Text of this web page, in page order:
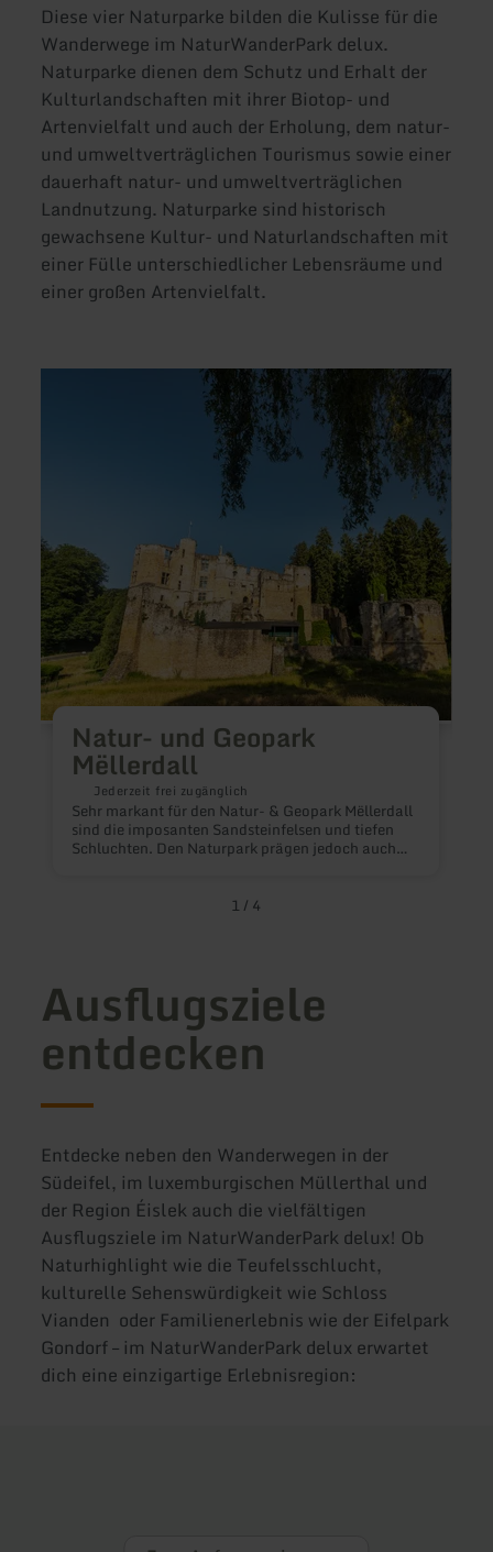
Diese vier Naturparke bilden die Kulisse für die
Wanderwege im NaturWanderPark delux.
Naturparke dienen dem Schutz und Erhalt der
Kulturlandschaften mit ihrer Biotop- und
Artenvielfalt und auch der Erholung, dem natur-
und umweltverträglichen Tourismus sowie einer
dauerhaft natur- und umweltverträglichen
Landnutzung. Naturparke sind historisch
gewachsene Kultur- und Naturlandschaften mit
einer Fülle unterschiedlicher Lebensräume und
einer großen Artenvielfalt.
Natur- und Geopark
Mëllerdall
Jederzeit frei zugänglich
Sehr markant für den Natur- & Geopark Mëllerdall
sind die imposanten Sandsteinfelsen und tiefen
Schluchten. Den Naturpark prägen jedoch auch
1 / 4
Ausflugsziele
entdecken
Entdecke neben den Wanderwegen in der
Südeifel, im luxemburgischen Müllerthal und
der Region Éislek auch die vielfältigen
Ausflugsziele im NaturWanderPark delux! Ob
Naturhighlight wie die Teufelsschlucht,
kulturelle Sehenswürdigkeit wie Schloss
Vianden oder Familienerlebnis wie der Eifelpark
Gondorf – im NaturWanderPark delux erwartet
dich eine einzigartige Erlebnisregion: